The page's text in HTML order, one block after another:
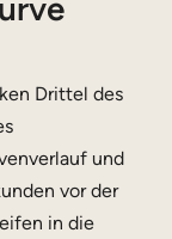
Drittel des
und
vor der
in die